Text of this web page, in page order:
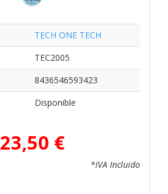
TECH ONE TECH
TEC2005
8436546593423
Disponible
23,50 €
*IVA Incluido